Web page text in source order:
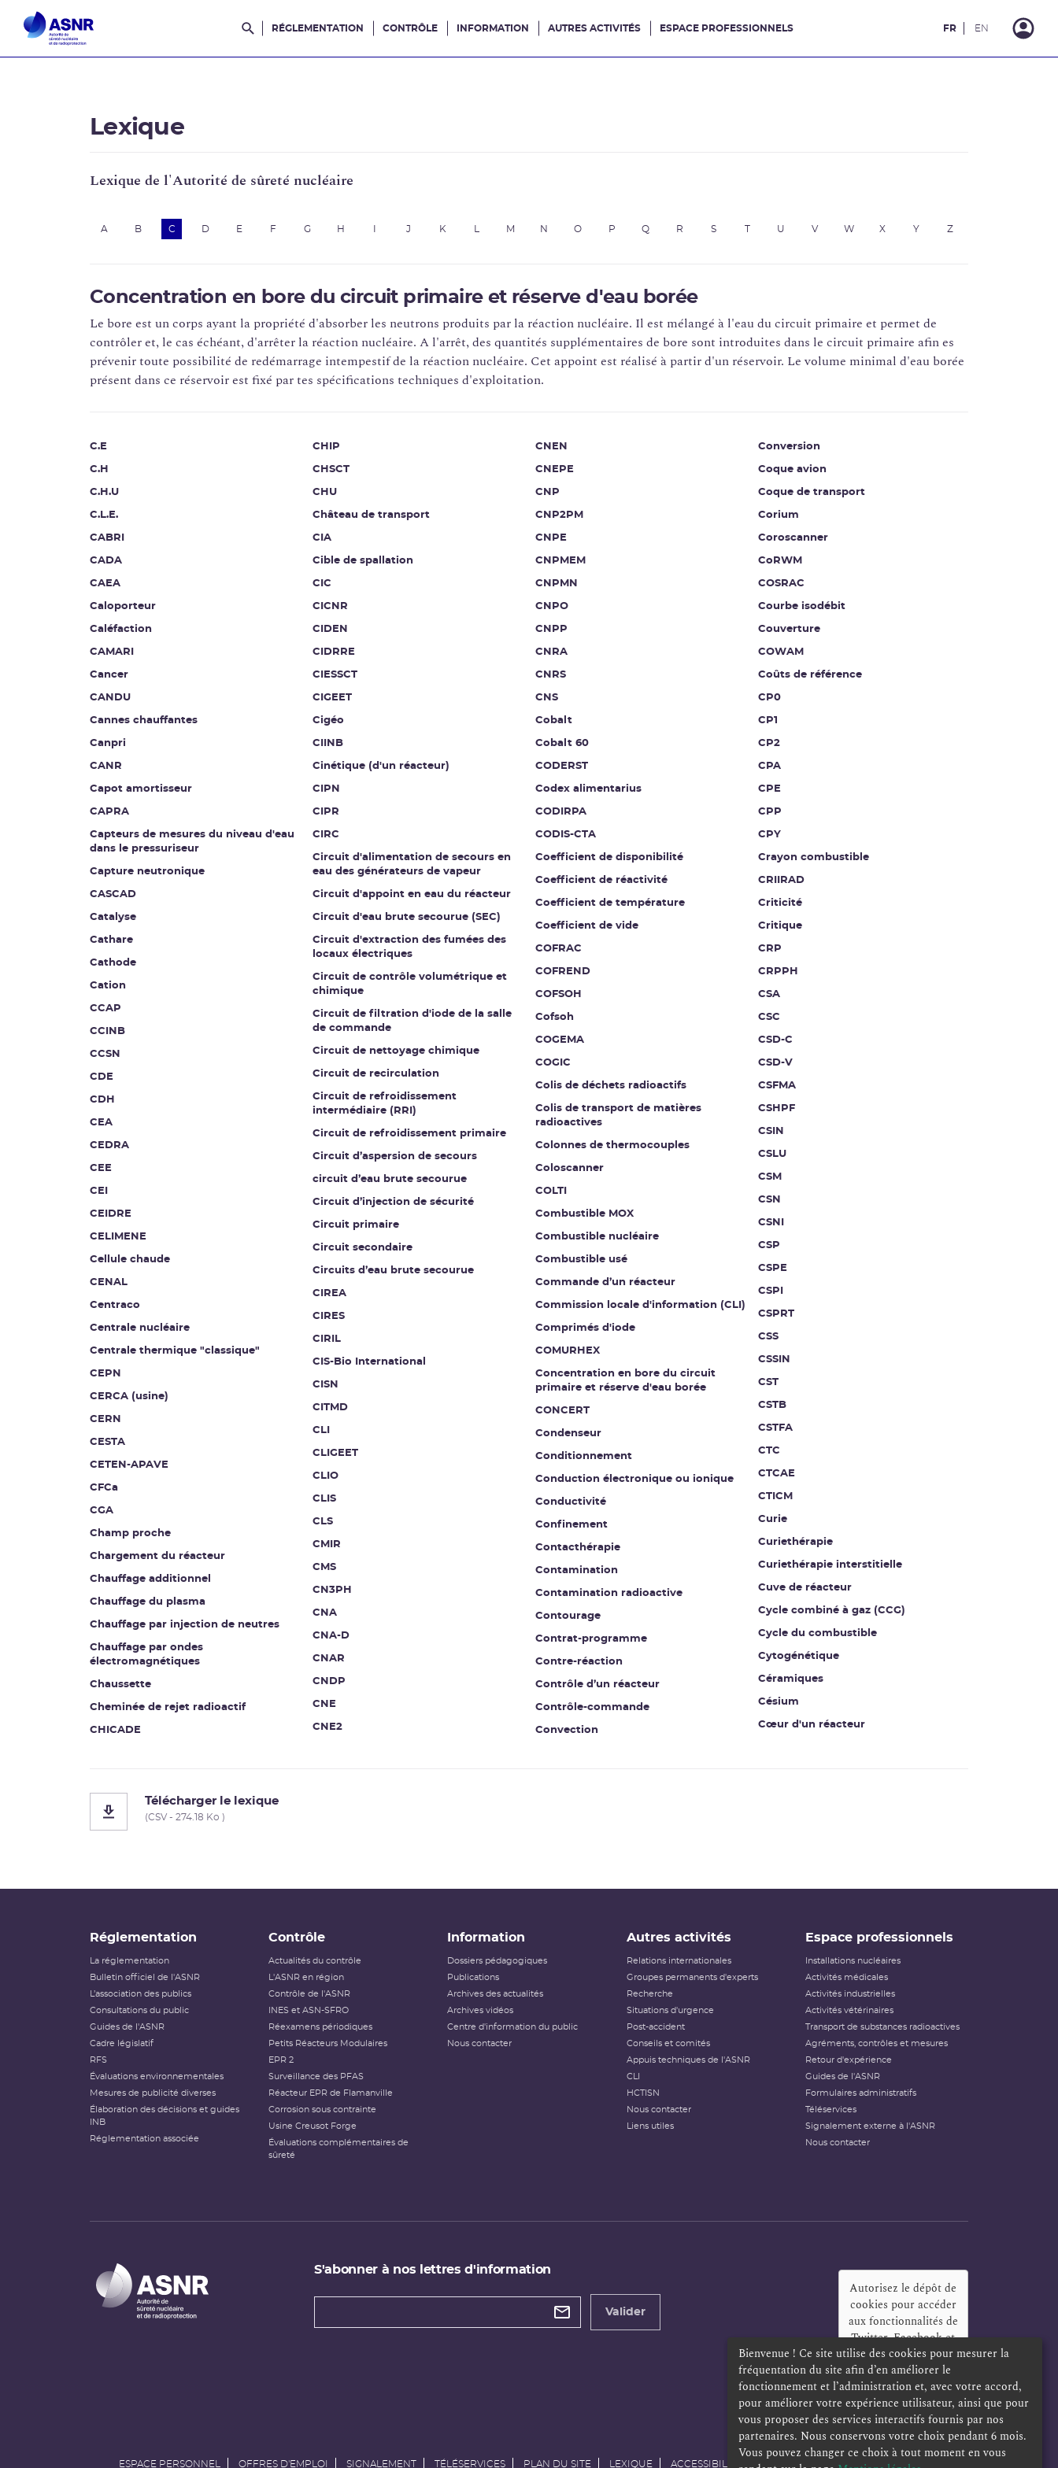
Rechercher dans le site
RÉGLEMENTATION CONTRÔLE INFORMATION AUTRES ACTIVITÉS ESPACE PROFESSIONNELS FR EN
Lexique
Lexique de l'Autorité de sûreté nucléaire
A B C D E F G H J K M N O P Q R S T U V W X Y Z
Concentration en bore du circuit primaire et réserve d'eau borée
Le bore est un corps ayant la propriété d'absorber les neutrons produits par la réaction nucléaire. Il est mélangé à l'eau du circuit primaire et permet de
contrôler et, le cas échéant, d'arrêter la réaction nucléaire. A l'arrêt, des quantités supplémentaires de bore sont introduites dans le circuit primaire afin es
prévenir toute possibilité de redémarrage intempestif de la réaction nucléaire. Cet appoint est réalisé à partir d'un réservoir. Le volume minimal d'eau borée
présent dans ce réservoir est fixé par tes spécifications techniques d'exploitation.
C.E
C.H
C.H.U
C.L.E.
CABRI
CADA
CAEA
Caloporteur
Caléfaction
CAMARI
Cancer
CANDU
Cannes chauffantes
Canpri
CANR
Capot amortisseur
CAPRA
Capteurs de mesures du niveau d'eau
dans le pressuriseur
Capture neutronique
CASCAD
Catalyse
Cathare
Cathode
Cation
CCAP
CCINB
CCSN
CDE
CDH
CEA
CEDRA
CEE
CEI
CEIDRE
CELIMENE
Cellule chaude
CENAL
Centraco
Centrale nucléaire
Centrale thermique "classique"
CEPN
CERCA (usine)
CERN
CESTA
CETEN-APAVE
CFCa
CGA
Champ proche
Chargement du réacteur
Chauffage additionnel
Chauffage du plasma
Chauffage par injection de neutres
Chauffage par ondes
électromagnétiques
Chaussette
Cheminée de rejet radioactif
CHICADE
CHIP
CHSCT
CHU
Château de transport
CIA
Cible de spallation
CIC
CICNR
CIDEN
CIDRRE
CIESSCT
CIGEET
Cigéo
CIINB
Cinétique (d'un réacteur)
CIPN
CIPR
CIRC
Circuit d'alimentation de secours en
eau des générateurs de vapeur
Circuit d'appoint en eau du réacteur
Circuit d'eau brute secourue (SEC)
Circuit d'extraction des fumées des
locaux électriques
Circuit de contrôle volumétrique et
chimique
Circuit de filtration d'iode de la salle
de commande
Circuit de nettoyage chimique
Circuit de recirculation
Circuit de refroidissement
intermédiaire (RRI)
Circuit de refroidissement primaire
Circuit d’aspersion de secours
circuit d’eau brute secourue
Circuit d’injection de sécurité
Circuit primaire
Circuit secondaire
Circuits d’eau brute secourue
CIREA
CIRES
CIRIL
CIS-Bio International
CISN
CITMD
CLI
CLIGEET
CLIO
CLIS
CLS
CMIR
CMS
CN3PH
CNA
CNA-D
CNAR
CNDP
CNE
CNE2
CNEN
CNEPE
CNP
CNP2PM
CNPE
CNPMEM
CNPMN
CNPO
CNPP
CNRA
CNRS
CNS
Cobalt
Cobalt 60
CODERST
Codex alimentarius
CODIRPA
CODIS-CTA
Coefficient de disponibilité
Coefficient de réactivité
Coefficient de température
Coefficient de vide
COFRAC
COFREND
COFSOH
Cofsoh
COGEMA
COGIC
Colis de déchets radioactifs
Colis de transport de matières
radioactives
Colonnes de thermocouples
Coloscanner
COLTI
Combustible MOX
Combustible nucléaire
Combustible usé
Commande d’un réacteur
Commission locale d'information (CLI)
Comprimés d'iode
COMURHEX
Concentration en bore du circuit
primaire et réserve d'eau borée
CONCERT
Condenseur
Conditionnement
Conduction électronique ou ionique
Conductivité
Confinement
Contacthérapie
Contamination
Contamination radioactive
Contourage
Contrat-programme
Contre-réaction
Contrôle d’un réacteur
Contrôle-commande
Convection
Conversion
Coque avion
Coque de transport
Corium
Coroscanner
CoRWM
COSRAC
Courbe isodébit
Couverture
COWAM
Coûts de référence
CP0
CP1
CP2
CPA
CPE
CPP
CPY
Crayon combustible
CRIIRAD
Criticité
Critique
CRP
CRPPH
CSA
CSC
CSD-C
CSD-V
CSFMA
CSHPF
CSIN
CSLU
CSM
CSN
CSNI
CSP
CSPE
CSPI
CSPRT
CSS
CSSIN
CST
CSTB
CSTFA
CTC
CTCAE
CTICM
Curie
Curiethérapie
Curiethérapie interstitielle
Cuve de réacteur
Cycle combiné à gaz (CCG)
Cycle du combustible
Cytogénétique
Céramiques
Césium
Cœur d'un réacteur
Télécharger le lexique
(CSV - 274.18 Ko )
Réglementation
La réglementation
Bulletin officiel de l'ASNR
L’association des publics
Consultations du public
Guides de l'ASNR
Cadre législatif
RFS
Évaluations environnementales
Mesures de publicité diverses
Élaboration des décisions et guides
INB
Réglementation associée
Contrôle
Actualités du contrôle
L'ASNR en région
Contrôle de l'ASNR
INES et ASN-SFRO
Réexamens périodiques
Petits Réacteurs Modulaires
EPR 2
Surveillance des PFAS
Réacteur EPR de Flamanville
Corrosion sous contrainte
Usine Creusot Forge
Évaluations complémentaires de
sûreté
Information
Dossiers pédagogiques
Publications
Archives des actualités
Archives vidéos
Centre d'information du public
Nous contacter
Autres activités
Relations internationales
Groupes permanents d'experts
Recherche
Situations d'urgence
Post-accident
Conseils et comités
Appuis techniques de l'ASNR
CLI
HCTISN
Nous contacter
Liens utiles
Espace professionnels
Installations nucléaires
Activités médicales
Activités industrielles
Activités vétérinaires
Transport de substances radioactives
Agréments, contrôles et mesures
Retour d'expérience
Guides de l'ASNR
Formulaires administratifs
Téléservices
Signalement externe à l'ASNR
Nous contacter
S'abonner à nos lettres d'information
Types de
Valider
Autorisez le dépôt de
cookies pour accéder
aux fonctionnalités de
Twitter, Facebook et
LinkedIn?
Oui
Toujours
ESPACE PERSONNEL OFFRES D'EMPLOI SIGNALEMENT TÉLÉSERVICES PLAN DU SITE LEXIQUE ACCESSIBILITÉ POLITIQUE DE CONFIDENTIALITÉ
Bienvenue ! Ce site utilise des cookies pour mesurer la
fréquentation du site afin d’en améliorer le
fonctionnement et l’administration et, avec votre accord,
pour améliorer votre expérience utilisateur, ainsi que pour
vous proposer des services interactifs fournis par nos
partenaires. Nous conservons votre choix pendant 6 mois.
Vous pouvez changer ce choix à tout moment en vous